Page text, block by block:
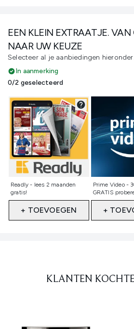
EEN KLEIN EXTRAATJE.
NAAR UW KEUZE
Selecteer al je aanbiedingen
In aanmerking
0/2 geselecteerd
Readly - lees 2 maanden
gratis!
Niet geselecteerd
+ TOEVOEGEN
Prime Video -
GRATIS
Niet
+
KLANTEN